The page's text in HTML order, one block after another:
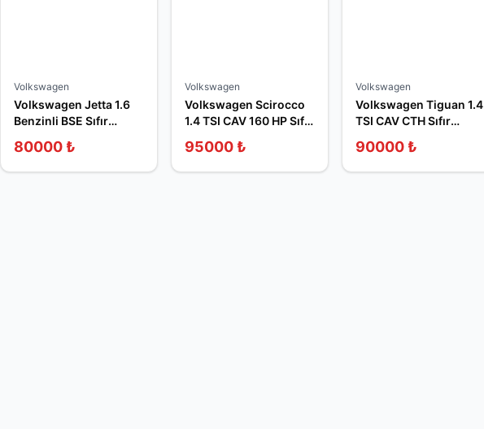
Volkswagen
Volkswagen Jetta 1.6
Benzinli BSE Sıfır
80000 ₺
Volkswagen
Volkswagen Scirocco
1.4 TSI CAV 160 HP Sıfır
95000 ₺
Volkswagen
Volkswagen Tiguan 1.4
TSI CAV CTH Sıfır
90000 ₺